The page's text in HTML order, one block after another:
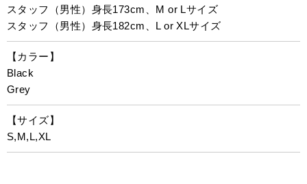
スタッフ（男性）身長173cm、M or Lサイズ
スタッフ（男性）身長182cm、L or XLサイズ
【カラー】
Black
Grey
【サイズ】
S,M,L,XL